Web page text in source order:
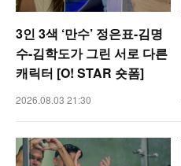
3인 3색 ‘만수’ 정은표-김명
수-김학도가 그린 서로 다른
캐릭터 [O! STAR 숏폼]
2026.08.03 21:30